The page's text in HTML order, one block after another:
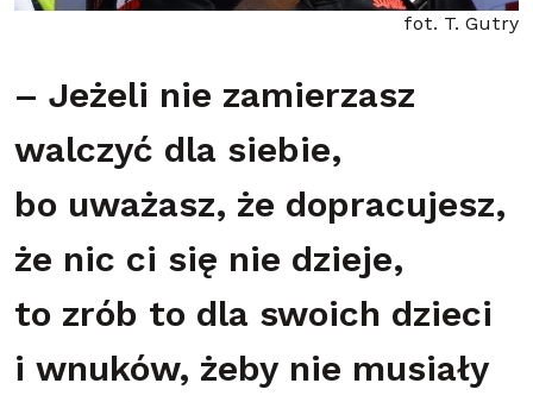
fot. T. Gutry
– Jeżeli nie zamierzasz
walczyć dla siebie,
bo uważasz, że dopracujesz,
że nic ci się nie dzieje,
to zrób to dla swoich dzieci
i wnuków, żeby nie musiały